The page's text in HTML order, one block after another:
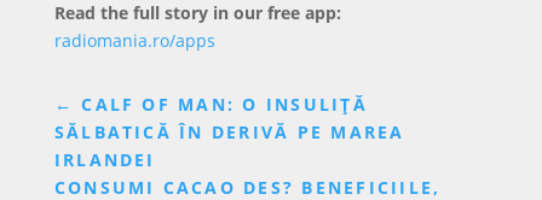
Read the full story in our free app:
radiomania.ro/apps
←CALF OF MAN: O INSULIȚĂ
SĂLBATICĂ ÎN DERIVĂ PE MAREA
IRLANDEI
CONSUMI CACAO DES? BENEFICIILE,